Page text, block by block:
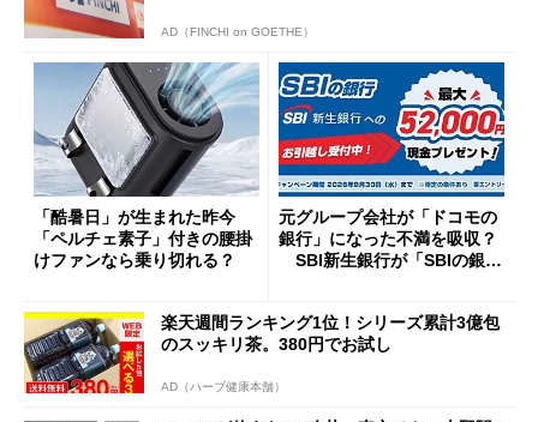
AD（FINCHI on GOETHE）
「酷暑日」が生まれた昨今
「ペルチェ素子」付きの腰掛
けファンなら乗り切れる？
元グループ会社が「ドコモの
銀行」になった不満を吸収？
SBI新生銀行が「SBIの銀
開催
楽天週間ランキング1位！シリーズ累計3億包
のスッキリ茶。380円でお試し
AD（ハーブ健康本舗）